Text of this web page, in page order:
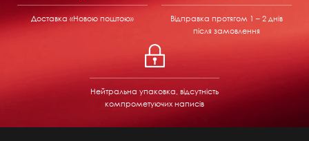
Доставка «Новою поштою» Відправка протягом 1 – 2 днів
після замовлення
Нейтральна упаковка, відсутність
компрометуючих написів